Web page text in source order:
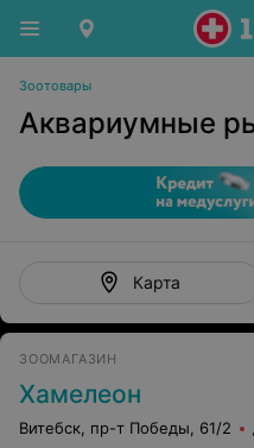
Зоотовары
Аквариумные
Карта
ЗООМАГАЗИН
Хамелеон
Витебск, пр-т Победы, 61/2